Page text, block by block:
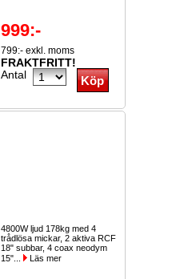
999:-
799:- exkl. moms
FRAKTFRITT!
Antal
4800W ljud 178kg med 4
trådlösa mickar, 2 aktiva RCF
18" subbar, 4 coax neodym
15"...
Läs mer